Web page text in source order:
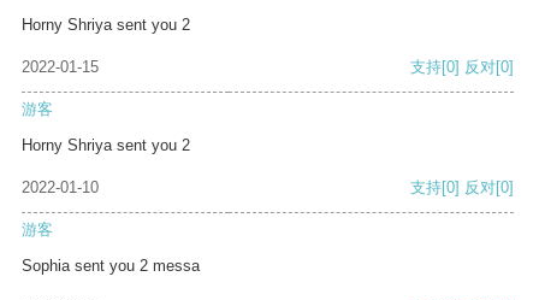
Horny Shriya sent you 2
2022-01-15 支持[0] 反对[0]
游客
Horny Shriya sent you 2
2022-01-10 支持[0] 反对[0]
游客
Sophia sent you 2 messa